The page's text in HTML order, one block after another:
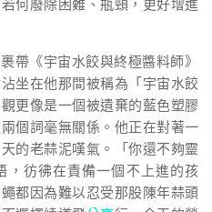
何廢除困難、瓶頸，更好增進
帶《宇宙水餃與終極醬料師》
坐在他那間被稱為「宇宙水餃
更像是一個被遺棄的藍色塑膠
個詞毫無關係。他正在對著一
的老蒜泥嘆氣。「你還不夠靈
，彷彿在責備一個不上進的孩
都因為難以忍受那股陳年蒜頭